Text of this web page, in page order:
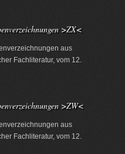
>ZX<
aus
Fachliteratur, vom 12.
>ZW<
aus
Fachliteratur, vom 12.